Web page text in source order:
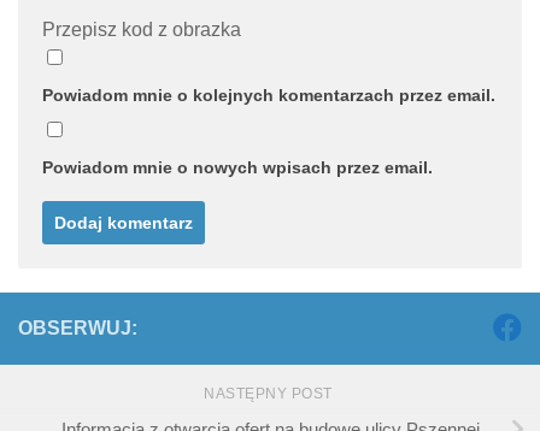
Przepisz kod z obrazka
Powiadom mnie o kolejnych komentarzach przez email.
Powiadom mnie o nowych wpisach przez email.
OBSERWUJ:
NASTĘPNY POST